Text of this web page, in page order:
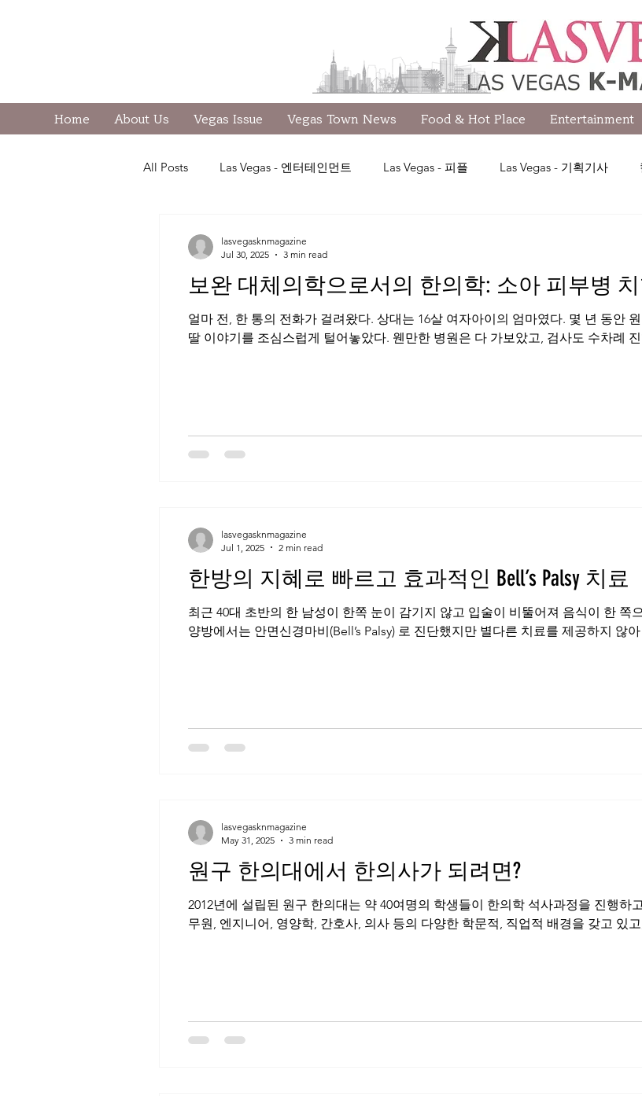
Home About Us Vegas Issue Vegas Town News Food & Hot Place Entertainment
All Posts Las Vegas - 엔터테인먼트 Las Vegas - 피플 Las Vegas - 기획기사
칼럼 - 부동산 - 제이김 칼럼-한의학-이상현 Las Vegas - 푸드 & 핫 플레이스
보완 대체의학으로서의 한의학: 소아 피부병
얼마 전, 한 통의 전화가 걸려왔다. 상대는 16살 여자아이의 엄마였다. 몇 년 동안
딸 이야기를 조심스럽게 털어놓았다. 웬만한 병원은 다 가보았고, 검사도 수차례
lasvegasknmagazine
Jul 30, 2025
3 min read
한방의 지혜로 빠르고 효과적인 Bell’s Palsy 치료
최근 40대 초반의 한 남성이 한쪽 눈이 감기지 않고 입술이 비뚤어져 음식이 한 쪽
양방에서는 안면신경마비(Bell’s Palsy) 로 진단했지만 별다른 치료를 제공하지 않
lasvegasknmagazine
Jul 1, 2025
2 min read
원구 한의대에서 한의사가 되려면?
2012년에 설립된 원구 한의대는 약 40여명의 학생들이 한의학 석사과정을 진행하고 있다. 학생들은 회
무원, 엔지니어, 영양학, 간호사, 의사 등의 다양한 학문적, 직업적 배경을 갖고 있
lasvegasknmagazine
May 31, 2025
3 min read